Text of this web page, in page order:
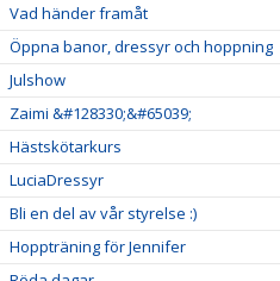
Vad händer framåt
Öppna banor, dressyr och hoppning
Julshow
Zaimi &#128330;&#65039;
Hästskötarkurs
LuciaDressyr
Bli en del av vår styrelse :)
Hoppträning för Jennifer